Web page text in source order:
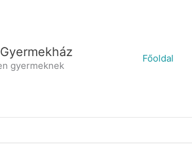
gyermeknek
Főoldal